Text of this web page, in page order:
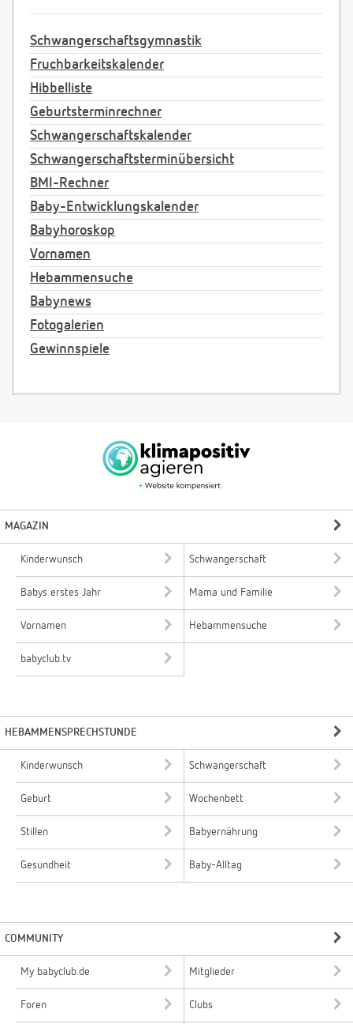
Schwangerschaftsgymnastik
Fruchbarkeitskalender
Hibbelliste
Geburtsterminrechner
Schwangerschaftskalender
Schwangerschaftsterminübersicht
BMI-Rechner
Baby-Entwicklungskalender
Babyhoroskop
Vornamen
Hebammensuche
Babynews
Fotogalerien
Gewinnspiele
MAGAZIN
Kinderwunsch Schwangerschaft
Babys erstes Jahr Mama und Familie
Vornamen Hebammensuche
babyclub.tv
HEBAMMENSPRECHSTUNDE
Kinderwunsch Schwangerschaft
Geburt Wochenbett
Stillen Babyernährung
Gesundheit Baby-Alltag
COMMUNITY
My babyclub.de Mitglieder
Foren Clubs